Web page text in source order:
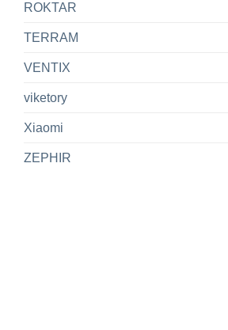
ROKTAR
TERRAM
VENTIX
viketory
Xiaomi
ZEPHIR